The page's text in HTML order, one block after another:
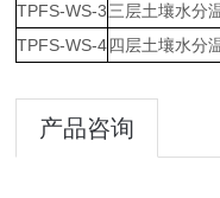
TPFS-WS-3三层土壤水分
TPFS-WS-4四层土壤水分
产品咨询